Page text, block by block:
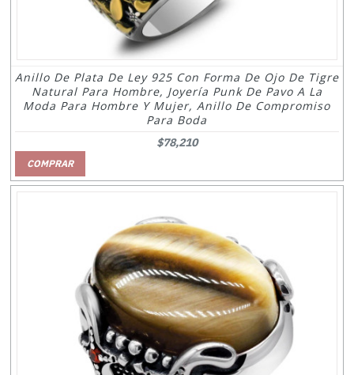
Anillo De Plata De Ley 925 Con Forma De Ojo De Tigre
Natural Para Hombre, Joyería Punk De Pavo A La
Moda Para Hombre Y Mujer, Anillo De Compromiso
Para Boda
$78,210
COMPRAR